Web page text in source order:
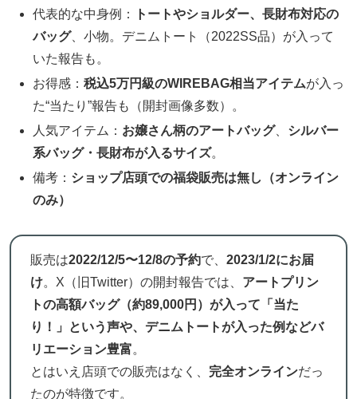
代表的な中身例：
トートやショルダー、長財布対応の
バッグ、小物。デニムトート（2022SS品）が入って
いた報告も。
お得感：税込5万円級のWIREBAG相当アイテムが入っ
た“当たり”報告も（開封画像多数）。
人気アイテム： お嬢さん柄のアートバッグ、 シルバー
系バッグ・長財布が入るサイズ。
備考： ショップ店頭での福袋販売は無し（オンライン
のみ）
販売は2022/12/5〜12/8の予約で、 2023/1/2にお届
け。X（旧Twitter）の開封報告では、 アートプリン
トの高額バッグ（約89,000円）が入って「当た
り！」という声や、デニムトートが入った例などバ
リエーション豊富。
とはいえ店頭での販売はなく、 完全オンラインだっ
たのが特徴です。